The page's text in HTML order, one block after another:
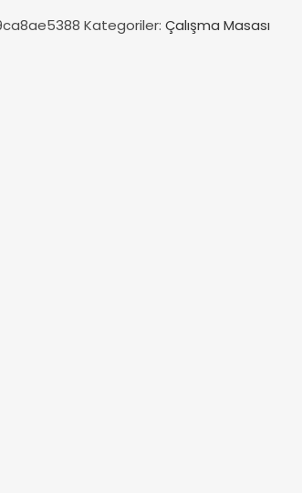
Kategoriler: Çalışma Masası